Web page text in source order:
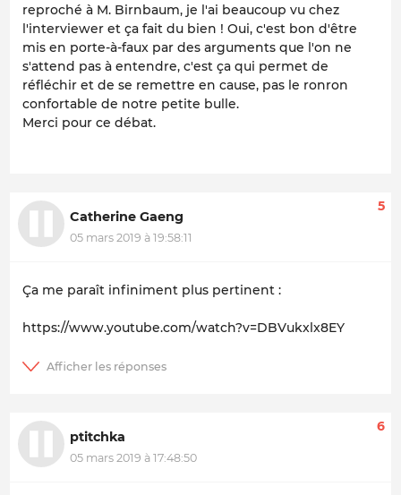
reproché à M. Birnbaum, je l'ai beaucoup vu chez
l'interviewer et ça fait du bien ! Oui, c'est bon d'être
mis en porte-à-faux par des arguments que l'on ne
s'attend pas à entendre, c'est ça qui permet de
réfléchir et de se remettre en cause, pas le ronron
confortable de notre petite bulle.
Merci pour ce débat.
Catherine Gaeng
05 mars 2019 à 19:58:11
5
Ça me paraît infiniment plus pertinent :
https://www.youtube.com/watch?v=DBVukxlx8EY
ptitchka
05 mars 2019 à 17:48:50
6